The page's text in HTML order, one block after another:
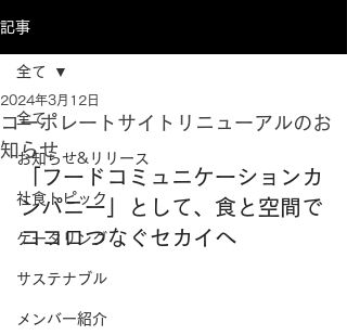
記事
全て
お知らせ&リリース
社食トピック
ケータリング
サステナブル
メンバー紹介
全て
コーポレートサイトリニューアルのお
知らせ
2024年3月12日
「フードコミュニケーションカ
ンパニー」として、食と空間で
ココロつなぐセカイへ